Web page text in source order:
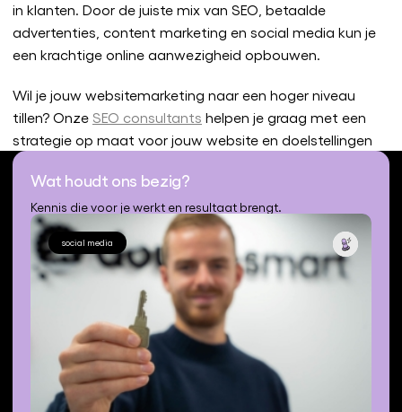
in klanten. Door de juiste mix van SEO, betaalde
advertenties, content marketing en social media kun je
een krachtige online aanwezigheid opbouwen.
Wil je jouw websitemarketing naar een hoger niveau
tillen? Onze SEO consultants helpen je graag met een
strategie op maat voor jouw website en doelstellingen
Wat houdt ons bezig?
Kennis die voor je werkt en resultaat brengt.
social media